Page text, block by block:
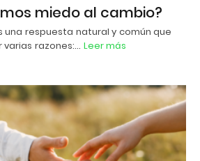
miedo al cambio?
una respuesta natural y común que
razones:… Leer más